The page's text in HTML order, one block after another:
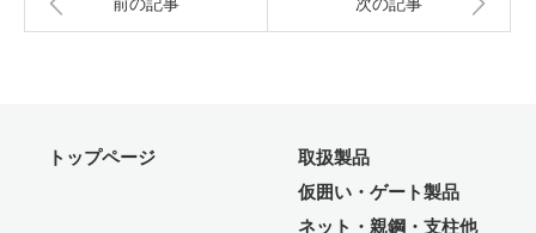
トップページ
取扱製品
仮囲い・ゲート製品
ネット・親鋼・支柱他